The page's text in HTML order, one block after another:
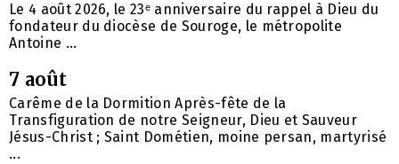
Le 4 août 2026, le 23ᵉ anniversaire du rappel à Dieu du
fondateur du diocèse de Souroge, le métropolite
Antoine ...
7 août
Carême de la Dormition Après-fête de la
Transfiguration de notre Seigneur, Dieu et Sauveur
Jésus-Christ ; Saint Dométien, moine persan, martyrisé
...